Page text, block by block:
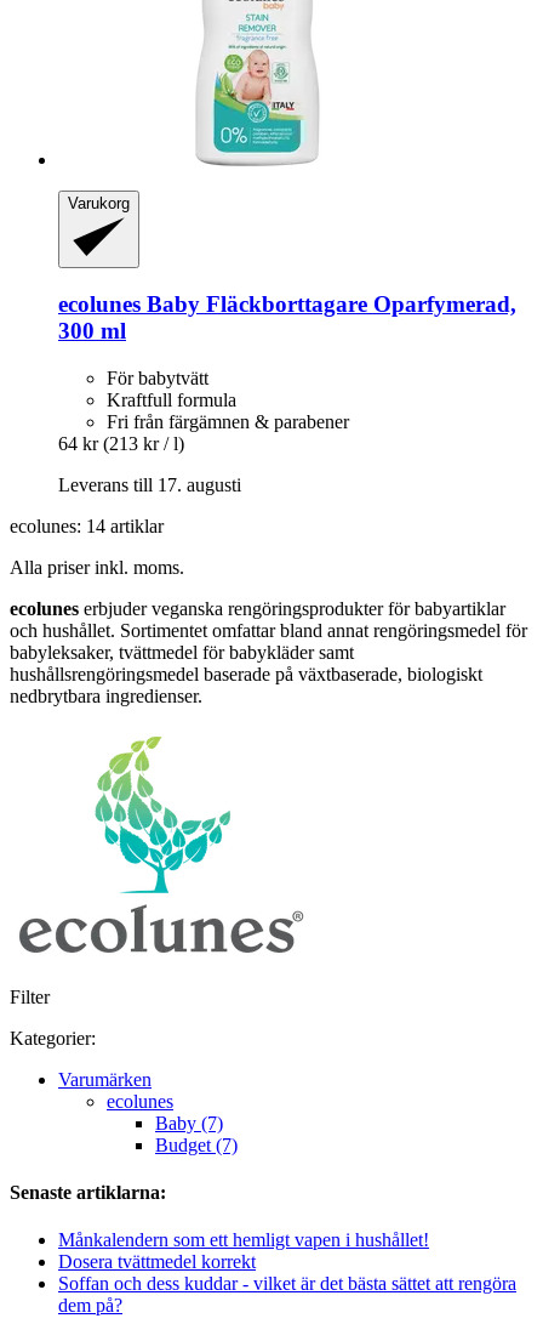
Varukorg
ecolunes Baby Fläckborttagare Oparfymerad,
300 ml
För babytvätt
Kraftfull formula
Fri från färgämnen & parabener
64 kr (213 kr / l)
Leverans till 17. augusti
ecolunes: 14 artiklar
Alla priser inkl. moms.
ecolunes erbjuder veganska rengöringsprodukter för babyartiklar
och hushållet. Sortimentet omfattar bland annat rengöringsmedel för
babyleksaker, tvättmedel för babykläder samt
hushållsrengöringsmedel baserade på växtbaserade, biologiskt
nedbrytbara ingredienser.
Filter
Kategorier:
Varumärken
ecolunes
Baby (7)
Budget (7)
Senaste artiklarna:
Månkalendern som ett hemligt vapen i hushållet!
Dosera tvättmedel korrekt
Soffan och dess kuddar - vilket är det bästa sättet att rengöra
dem på?